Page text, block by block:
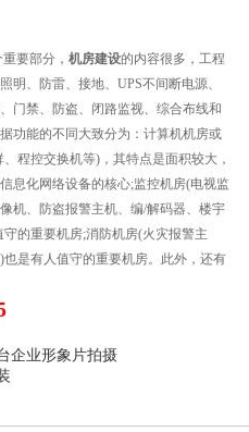
要部分， 机房建设的内容很多，工程
明、防雷、接地、UPS不间断电源、
门禁、防盗、闭路监视、综合布线和
功能的不同大致分为：计算机机房或
程控交换机等)，其特点是面积较大，
息化网络设备的核心;监控机房(电视监
机、防盗报警主机、编/解码器、楼宇
的重要机房;消防机房(火灾报警主
是有人值守的重要机房。此外，还有
企业形象片拍摄